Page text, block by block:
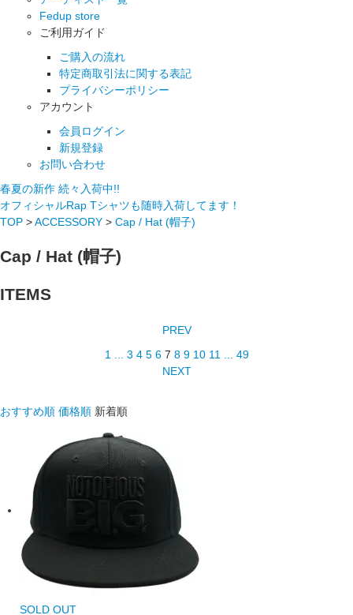
Fedup store
ご利用ガイド
ご購入の流れ
特定商取引法に関する表記
プライバシーポリシー
アカウント
会員ログイン
新規登録
お問い合わせ
春夏の新作 続々入荷中!!
オフィシャルRap Tシャツも随時入荷してます！
TOP >ACCESSORY > Cap / Hat (帽子)
Cap / Hat (帽子)
ITEMS
PREV
1 ... 3 4 5 6 7 8 9 10 11 ... 49
NEXT
おすすめ順 価格順 新着順
SOLD OUT